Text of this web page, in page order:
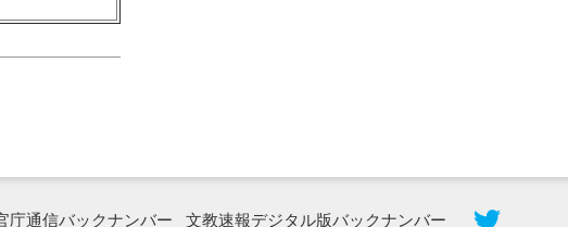
庁通信バックナンバー 文教速報デジタル版バックナンバー